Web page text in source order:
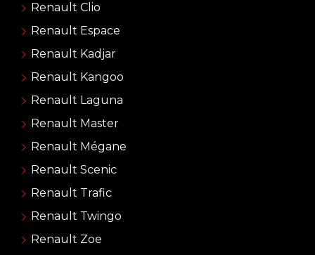
Renault Clio
Renault Espace
Renault Kadjar
Renault Kangoo
Renault Laguna
Renault Master
Renault Mégane
Renault Scenic
Renault Trafic
Renault Twingo
Renault Zoe